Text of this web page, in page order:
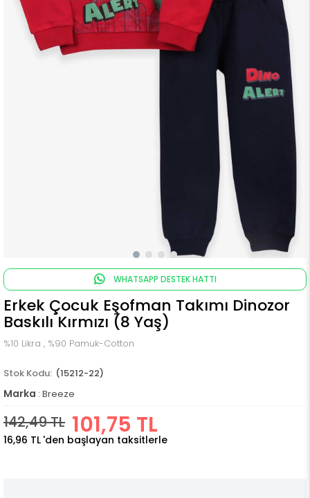
WHATSAPP DESTEK HATTI
Erkek Çocuk Eşofman Takımı Dinozor
Baskılı Kırmızı (8 Yaş)
%10 Likra , %90 Pamuk-Cotton
(15212-22)
Marka : Breeze
142,49 TL 101,75 TL
16,96 TL 'den başlayan taksitlerle